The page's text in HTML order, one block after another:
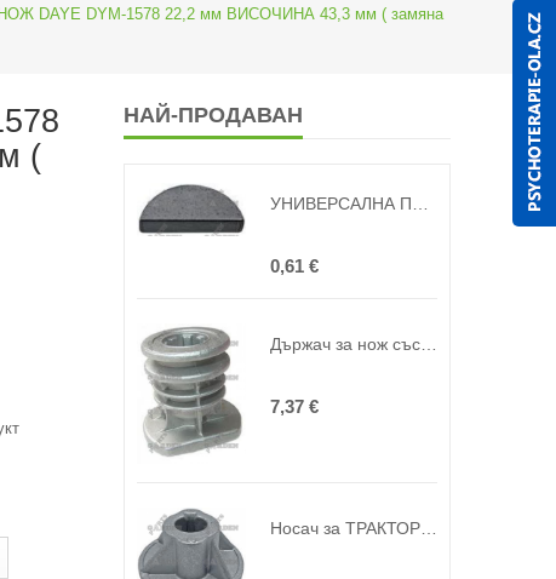
DAYE DYM-1578 22,2 мм ВИСОЧИНА 43,3 мм ( замяна
(
НАЙ-ПРОДАВАН
0,61 €
7,37 €